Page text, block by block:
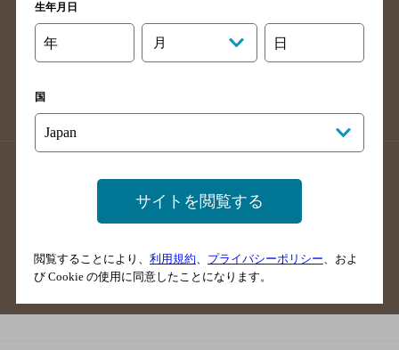
長崎県のバー検索
佐賀県のバー検索
大分県のバー検索
熊本県のバー検索
掲載店舗様ログイン
サイトマップ ご意見・ご感想
生年月日
年 月 日
国
サイトを閲覧する
閲覧することにより、 利用規約、 プライバシーポリシー、およ
び Cookie の使用に同意したことになります。